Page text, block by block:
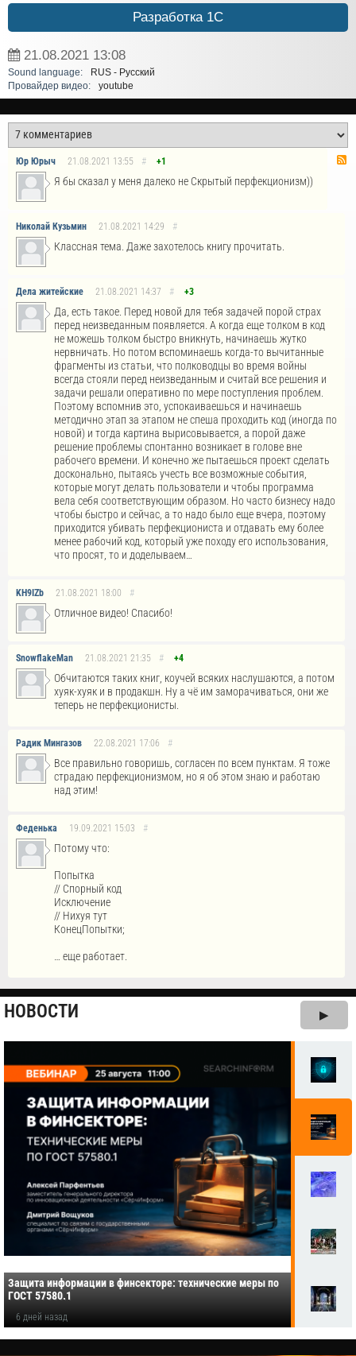
Разработка 1С
21.08.2021 13:08
Sound language:
RUS - Русский
Провайдер видео:
youtube
Юр Юрыч 21.08.2021 13:55 # +1
Я бы сказал у меня далеко не Скрытый перфекционизм))
Николай Кузьмин 21.08.2021 14:29 #
Классная тема. Даже захотелось книгу прочитать.
Дела житейские 21.08.2021 14:37 # +3
Да, есть такое. Перед новой для тебя задачей порой страх
перед неизведанным появляется. А когда еще толком в код
не можешь толком быстро вникнуть, начинаешь жутко
нервничать. Но потом вспоминаешь когда-то вычитанные
фрагменты из статьи, что полководцы во время войны
всегда стояли перед неизведанным и считай все решения и
задачи решали оперативно по мере поступления проблем.
Поэтому вспомнив это, успокаиваешься и начинаешь
методично этап за этапом не спеша проходить код (иногда по
новой) и тогда картина вырисовывается, а порой даже
решение проблемы спонтанно возникает в голове вне
рабочего времени. И конечно же пытаешься проект сделать
досконально, пытаясь учесть все возможные события,
которые могут делать пользователи и чтобы программа
вела себя соответствующим образом. Но часто бизнесу надо
чтобы быстро и сейчас, а то надо было еще вчера, поэтому
приходится убивать перфекциониста и отдавать ему более
менее рабочий код, который уже походу его использования,
что просят, то и доделываем…
KH9IZb 21.08.2021 18:00 #
Отличное видео! Спасибо!
SnowflakeMan 21.08.2021 21:35 # +4
Обчитаются таких книг, коучей всяких наслушаются, а потом
хуяк-хуяк и в продакшн. Ну а чё им заморачиваться, они же
теперь не перфекционисты.
Радик Мингазов 22.08.2021 17:06 #
Все правильно говоришь, согласен по всем пунктам. Я тоже
страдаю перфекционизмом, но я об этом знаю и работаю
над этим!
Феденька 19.09.2021 15:03 #
Потому что:
Попытка
// Спорный код
Исключение
// Нихуя тут
КонецПопытки;
… еще работает.
НОВОСТИ ▶
Защита информации в финсекторе: технические меры по
ГОСТ 57580.1
6 дней назад